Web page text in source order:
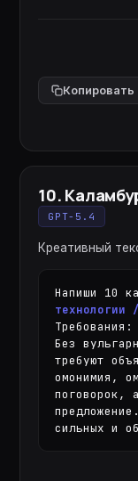
Копировать
10.
GPT-5.4
Креативный
Напиши 10
Без
требуют
омонимия,
поговорок,
сильных и